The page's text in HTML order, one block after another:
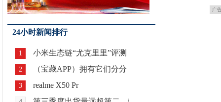
广
24小时新闻排行
1 小米生态链“尤克里里”评测
2 （宝藏APP）拥有它们分分
3 realme X50 Pr